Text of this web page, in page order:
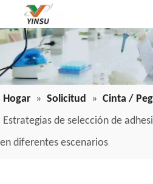
Hogar » Solicitud » Cinta /
Estrategias de selección de
en diferentes escenarios